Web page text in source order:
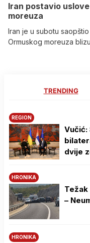
Iran postavio
moreuza
Iran je u subotu
Ormuskog moreuza
TRENDING
REGION
Vučić:
dvije
HRONIKA
–
HRONIKA